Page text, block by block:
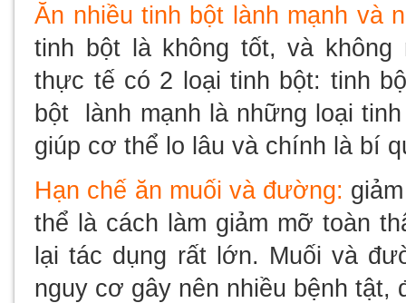
Ăn nhiều tinh bột lành mạnh và
tinh bột là không tốt, và không
thực tế có 2 loại tinh bột: tinh
bột lành mạnh là những loại
giúp cơ thể lo lâu và chính là bí
Hạn chế ăn muối và đường:
thể là cách làm giảm mỡ toàn
lại tác dụng rất lớn. Muối và
nguy cơ gây nên nhiều bệnh tật,